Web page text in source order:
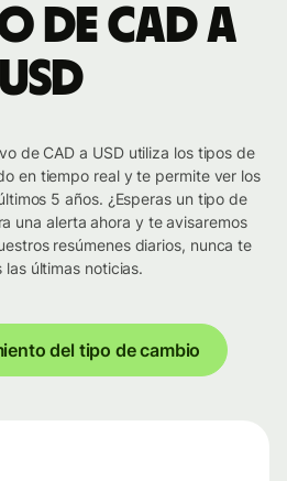
de CAD a
USD
de CAD a USD utiliza los tipos de
en tiempo real y te permite ver los
5 años. ¿Esperas un tipo de
una alerta ahora y te avisaremos
resúmenes diarios, nunca te
las últimas noticias.
del tipo de cambio